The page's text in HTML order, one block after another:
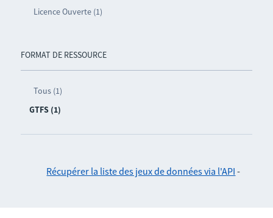
Licence Ouverte (1)
FORMAT DE RESSOURCE
Tous (1)
GTFS (1)
Récupérer la liste des jeux de données via l'API -